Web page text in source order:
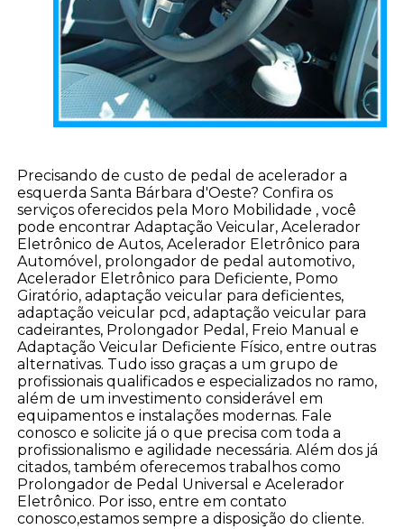
Precisando de custo de pedal de acelerador a
esquerda Santa Bárbara d'Oeste? Confira os
serviços oferecidos pela Moro Mobilidade , você
pode encontrar Adaptação Veicular, Acelerador
Eletrônico de Autos, Acelerador Eletrônico para
Automóvel, prolongador de pedal automotivo,
Acelerador Eletrônico para Deficiente, Pomo
Giratório, adaptação veicular para deficientes,
adaptação veicular pcd, adaptação veicular para
cadeirantes, Prolongador Pedal, Freio Manual e
Adaptação Veicular Deficiente Físico, entre outras
alternativas. Tudo isso graças a um grupo de
profissionais qualificados e especializados no ramo,
além de um investimento considerável em
equipamentos e instalações modernas. Fale
conosco e solicite já o que precisa com toda a
profissionalismo e agilidade necessária. Além dos já
citados, também oferecemos trabalhos como
Prolongador de Pedal Universal e Acelerador
Eletrônico. Por isso, entre em contato
conosco,estamos sempre a disposição do cliente.